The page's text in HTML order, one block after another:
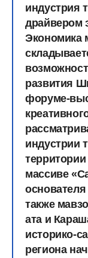
индустрия
драйвером
Экономика
развития
форуме-
индустрии
массиве
также
ата и
историко-
региона